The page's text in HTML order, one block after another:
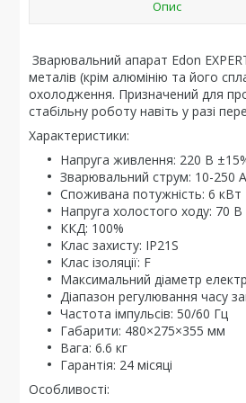
Опис
Зварювальний апарат Edon
металів (крім алюмінію та його
охолодження. Призначений для
стабільну роботу навіть у разі
Характеристики:
Напруга живлення: 220 В
Зварювальний струм: 10-250 А
Споживана потужність: 6 кВт
Напруга холостого ходу: 70 В
ККД: 100%
Клас захисту: IP21S
Клас ізоляції: F
Максимальний діаметр
Діапазон регулювання часу
Частота імпульсів: 50/60 Гц
Габарити: 480×275×355 мм
Вага: 6.6 кг
Гарантія: 24 місяці
Особливості: